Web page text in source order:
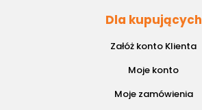
Dla kupujących
Załóż konto Klienta
Moje konto
Moje zamówienia